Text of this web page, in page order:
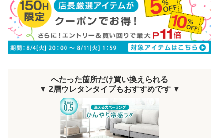
へたった箇所だけ買い換えられる
▼ 2層ウレタンタイプもおすすめです ▼